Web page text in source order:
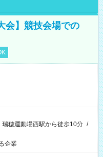
会】競技会場での
瑞穂運動場西駅から徒歩10分 /
企業